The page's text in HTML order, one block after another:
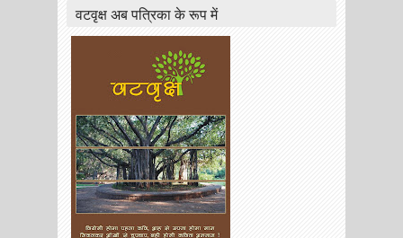
वटवृक्ष अब पत्रिका के रूप में